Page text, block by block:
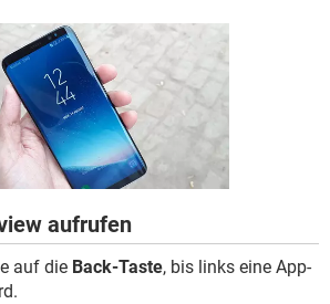
aufrufen
auf die Back-Taste, bis links eine App-